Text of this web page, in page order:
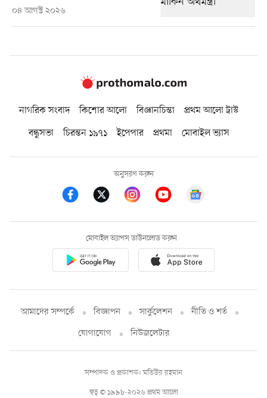
০৪ আগস্ট ২০২৬
নাগরিক সংবাদ কিশোর আলো বিজ্ঞানচিন্তা
প্রথম আলো ট্রাস্ট
বন্ধুসভা
চিরন্তন ১৯৭১ ইপেপার প্রথমা মোবাইল ভ্যাস
অনুসরণ করুন
মোবাইল অ্যাপস ডাউনলোড করুন
আমাদের সম্পর্কে বিজ্ঞাপন সার্কুলেশন
নীতি ও শর্ত
যোগাযোগ
নিউজলেটার
স্বত্ব © ১৯৯৮-২০২৬ প্রথম আলো
সম্পাদক ও প্রকাশক: মতিউর রহমান